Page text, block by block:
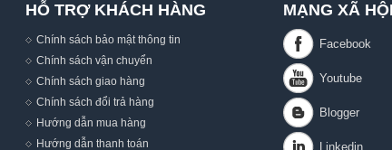
HỖ TRỢ KHÁCH HÀNG
Chính sách bảo mật thông tin
Chính sách vận chuyển
Chính sách giao hàng
Chính sách đổi trả hàng
Hướng dẫn mua hàng
Hướng dẫn thanh toán
MẠNG XÃ HỘI